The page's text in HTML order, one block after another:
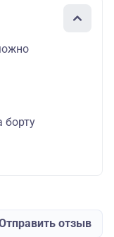
борту
отзыв